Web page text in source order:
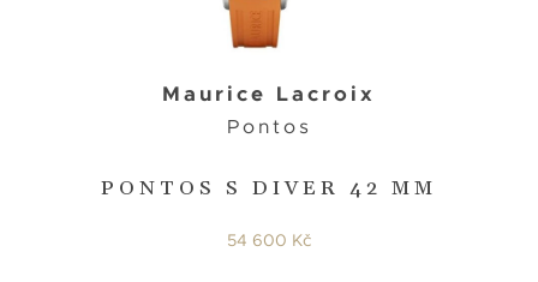
PONTOS S DIVER 42 MM
Maurice Lacroix
Pontos
54 600 Kč